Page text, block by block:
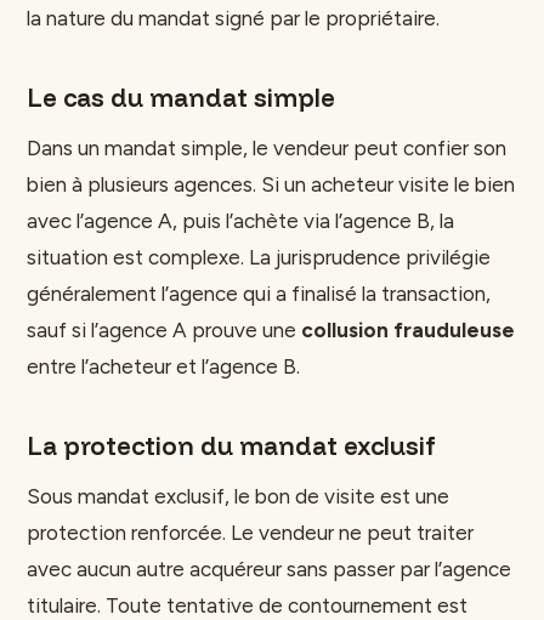
la nature du mandat signé par le propriétaire.
Le cas du mandat simple
Dans un mandat simple, le vendeur peut confier son
bien à plusieurs agences. Si un acheteur visite le bien
avec l’agence A, puis l’achète via l’agence B, la
situation est complexe. La jurisprudence privilégie
généralement l’agence qui a finalisé la transaction,
sauf si l’agence A prouve une collusion frauduleuse
entre l’acheteur et l’agence B.
La protection du mandat exclusif
Sous mandat exclusif, le bon de visite est une
protection renforcée. Le vendeur ne peut traiter
avec aucun autre acquéreur sans passer par l’agence
titulaire. Toute tentative de contournement est